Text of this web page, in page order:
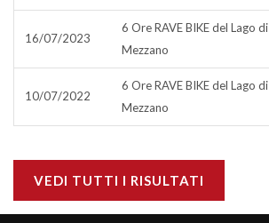
16/07/2023
6 Ore RAVE BIKE del Lago di
Mezzano
10/07/2022
6 Ore RAVE BIKE del Lago di
Mezzano
VEDI TUTTI I RISULTATI